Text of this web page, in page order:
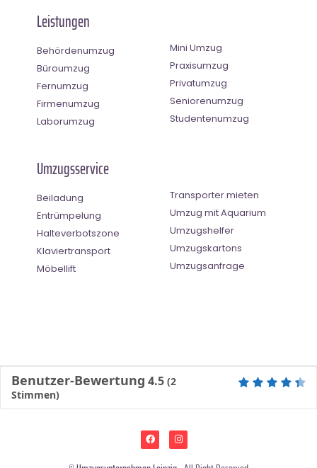
Leistungen
Behördenumzug
Büroumzug
Fernumzug
Firmenumzug
Laborumzug
Mini Umzug
Praxisumzug
Privatumzug
Seniorenumzug
Studentenumzug
Umzugsservice
Beiladung
Entrümpelung
Halteverbotszone
Klaviertransport
Möbellift
Transporter mieten
Umzug mit Aquarium
Umzugshelfer
Umzugskartons
Umzugsanfrage
Benutzer-Bewertung 4.5 (2
Stimmen)